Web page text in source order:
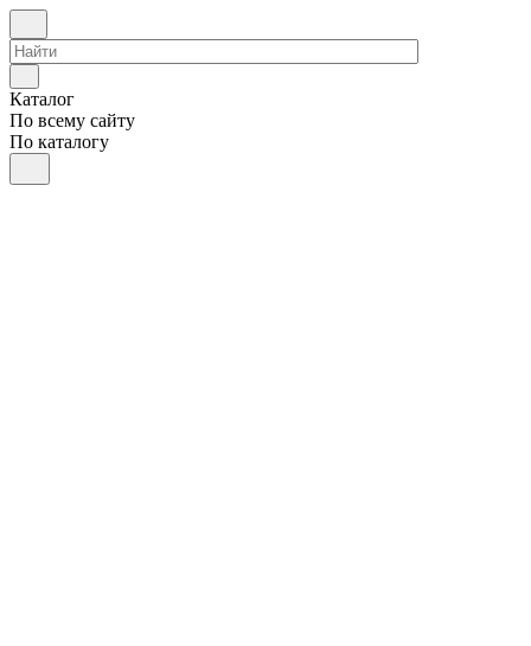
Каталог
По всему сайту
По каталогу